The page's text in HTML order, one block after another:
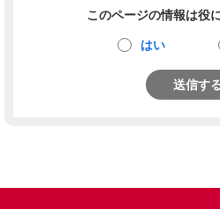
このページの情報は役
はい
送信す